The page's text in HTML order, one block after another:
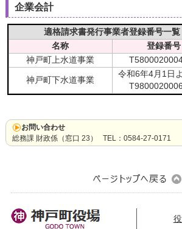
企業会計
適格請求書発行事業者登録番号一覧
名称
登録番号
神戸町上水道事業
神戸町下水道事業
令和6年4月1
お問い合わせ
総務課 財政係（窓口 23） TEL：0584-27-0171